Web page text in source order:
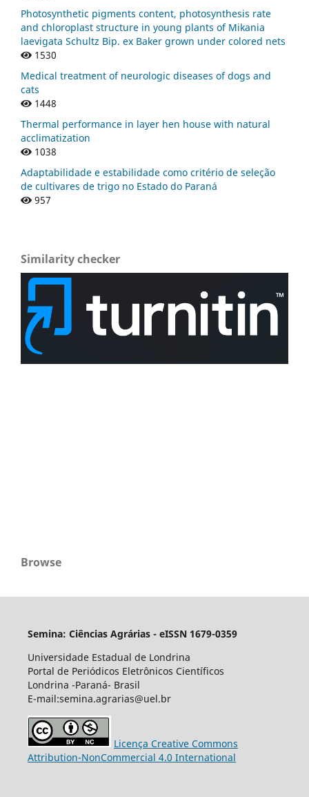
Photosynthetic pigments content, photosynthesis rate
and chloroplast structure in young plants of Mikania
laevigata Schultz Bip. ex Baker grown under colored nets
1530
Medical treatment of neurologic diseases of dogs and
cats
1448
Thermal performance in layer hen house with natural
acclimatization
1038
Adaptabilidade e estabilidade como critério de seleção
de cultivares de trigo no Estado do Paraná
957
Similarity checker
Browse
Semina: Ciências Agrárias - eISSN 1679-0359
Universidade Estadual de Londrina
Portal de Periódicos Eletrônicos Científicos
Londrina -Paraná- Brasil
E-mail:semina.agrarias@uel.br
Licença Creative Commons
Attribution-NonCommercial 4.0 International